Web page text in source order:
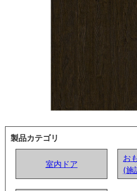
製品カテゴリ
室内ドア
お
(施